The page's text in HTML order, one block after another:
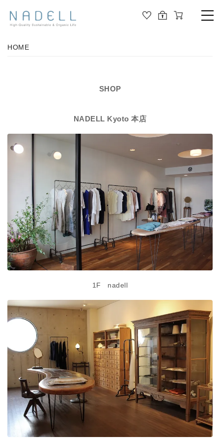
TOP
DRESS
PANTS / LEGGINS
SKIRT
GOODS
ABOUT
HOME
SHOP
NADELL Kyoto 本店
1F nadell